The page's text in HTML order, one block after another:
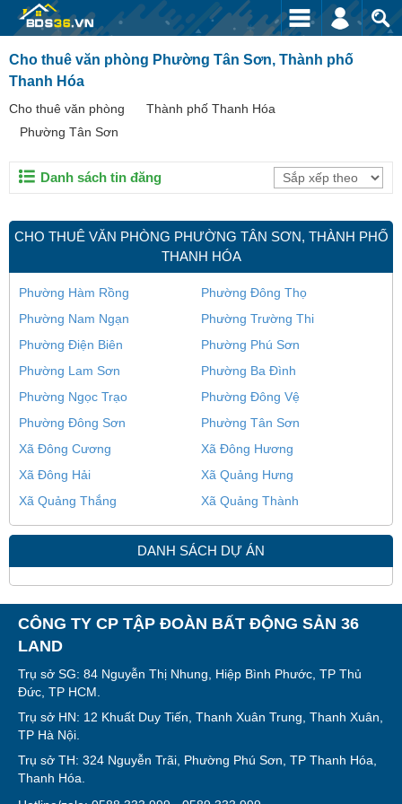
Cho thuê văn phòng Phường Tân Sơn, Thành phố
Thanh Hóa
Cho thuê văn phòng
Thành phố Thanh Hóa
Phường Tân Sơn
Danh sách tin đăng
CHO THUÊ VĂN PHÒNG PHƯỜNG TÂN SƠN, THÀNH PHỐ
THANH HÓA
Phường Hàm Rồng
Phường Đông Thọ
Phường Nam Ngạn
Phường Trường Thi
Phường Điện Biên
Phường Phú Sơn
Phường Lam Sơn
Phường Ba Đình
Phường Ngọc Trạo
Phường Đông Vệ
Phường Đông Sơn
Phường Tân Sơn
Xã Đông Cương
Xã Đông Hương
Xã Đông Hải
Xã Quảng Hưng
Xã Quảng Thắng
Xã Quảng Thành
DANH SÁCH DỰ ÁN
CÔNG TY CP TẬP ĐOÀN BẤT ĐỘNG SẢN 36
LAND
Trụ sở SG: 84 Nguyễn Thị Nhung, Hiệp Bình Phước, TP Thủ
Đức, TP HCM.
Trụ sở HN: 12 Khuất Duy Tiến, Thanh Xuân Trung, Thanh Xuân,
TP Hà Nội.
Trụ sở TH: 324 Nguyễn Trãi, Phường Phú Sơn, TP Thanh Hóa,
Thanh Hóa.